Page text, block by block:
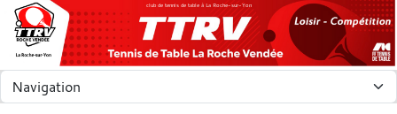
club de tennis de table à La Roche-sur-Yon
Panneau de gestion des cookies